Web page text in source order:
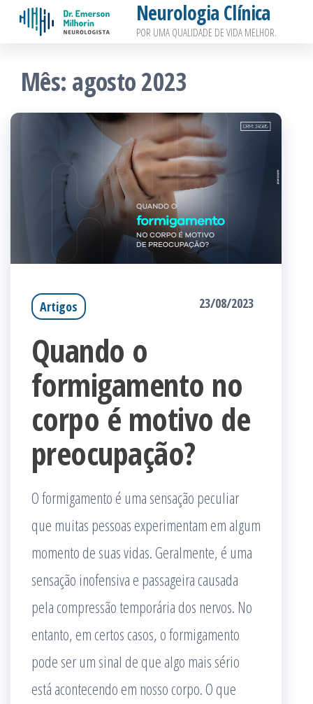
Pular
conteúdo
Neurologia Clínica
POR UMA QUALIDADE DE VIDA MELHOR.
Mês: agosto 2023
Artigos 23/08/2023
Quando o
formigamento no
corpo é motivo de
preocupação?
O formigamento é uma sensação peculiar
que muitas pessoas experimentam em algum
momento de suas vidas. Geralmente, é uma
sensação inofensiva e passageira causada
pela compressão temporária dos nervos. No
entanto, em certos casos, o formigamento
pode ser um sinal de que algo mais sério
está acontecendo em nosso corpo. O que